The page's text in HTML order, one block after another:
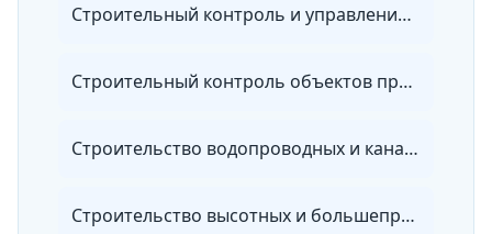
Строительный контроль и управление качеством в строительстве
Строительный контроль объектов промышленного и гражданского комплекса
Строительство водопроводных и канализационных сетей и сооружений
Строительство высотных и большепролетных зданий и сооружений